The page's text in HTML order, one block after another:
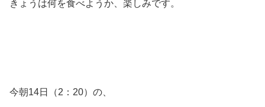
きょうは何を食べようか、楽しみです。
今朝14日（2：20）の、